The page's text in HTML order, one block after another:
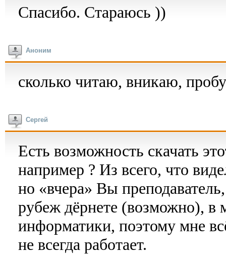
Спасибо. Стараюсь ))
Аноним
сколько читаю, вникаю,
Сергей
Есть возможность скачать
например ? Из всего, что
но «вчера» Вы
рубеж дёрнете (возможно), в
информатики, поэтому мне
не всегда работает.